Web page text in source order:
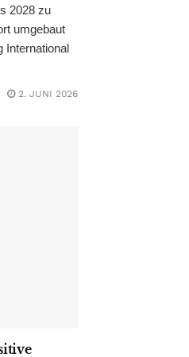
2028 zu
umgebaut
International
2. JUNI 2026